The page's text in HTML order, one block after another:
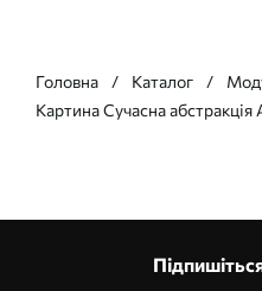
Головна Каталог
Картина Сучасна абстракція